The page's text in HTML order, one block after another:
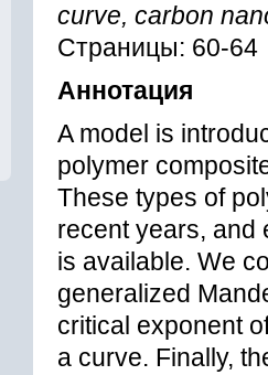
curve, carbon
Страницы: 60-64
Аннотация
A model is
polymer
These types of
recent years, and
is available. We
generalized
critical exponent
a curve. Finally,